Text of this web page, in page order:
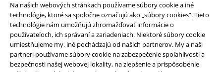
Na našich webových stránkach používame súbory cookie a iné
technológie, ktoré sa spoločne označujú ako „súbory cookies“. Tieto
technológie nám umožňujú zhromažďovať informácie o
používateľoch, ich správaní a zariadeniach. Niektoré súbory cookie
umiestňujeme my, iné pochádzajú od našich partnerov. My a naši
partneri používame súbory cookie na zabezpečenie spoľahlivosti a
bezpečnosti našej webovej lokality, na zlepšenie a prispôsobenie